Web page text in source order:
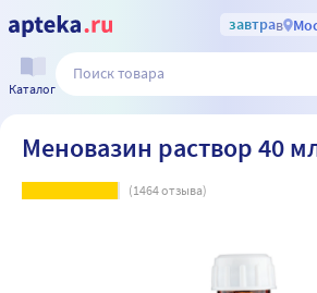
завтрав
Каталог
Меновазин раствор 40
(1464отзыва)